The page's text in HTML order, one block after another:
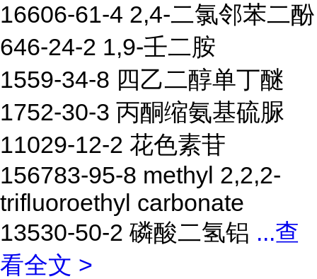
16606-61-4 2,4-二氯邻苯二酚
646-24-2 1,9-壬二胺
1559-34-8 四乙二醇单丁醚
1752-30-3 丙酮缩氨基硫脲
11029-12-2 花色素苷
156783-95-8 methyl 2,2,2-
trifluoroethyl carbonate
13530-50-2 磷酸二氢铝 ...查
看全文 >